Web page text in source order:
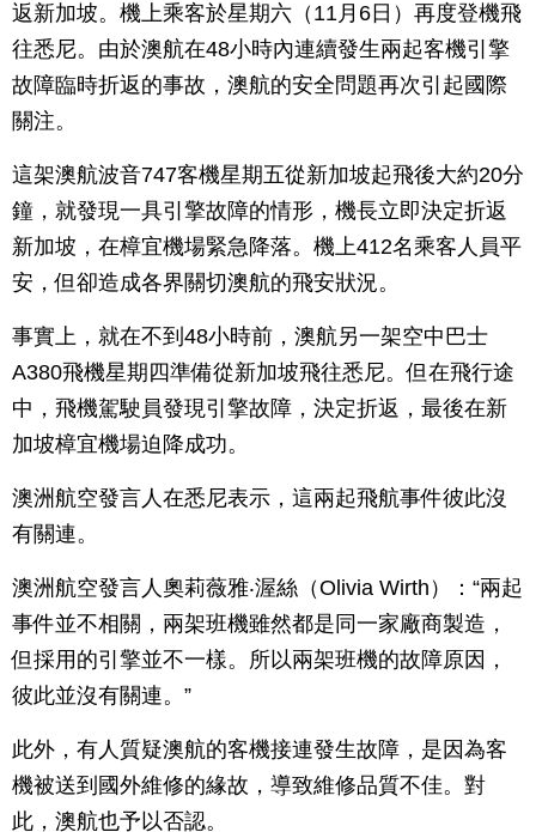
返新加坡。機上乘客於星期六（11月6日）再度登機飛
往悉尼。由於澳航在48小時內連續發生兩起客機引擎
故障臨時折返的事故，澳航的安全問題再次引起國際
關注。
這架澳航波音747客機星期五從新加坡起飛後大約20分
鐘，就發現一具引擎故障的情形，機長立即決定折返
新加坡，在樟宜機場緊急降落。機上412名乘客人員平
安，但卻造成各界關切澳航的飛安狀況。
事實上，就在不到48小時前，澳航另一架空中巴士
A380飛機星期四準備從新加坡飛往悉尼。但在飛行途
中，飛機駕駛員發現引擎故障，決定折返，最後在新
加坡樟宜機場迫降成功。
澳洲航空發言人在悉尼表示，這兩起飛航事件彼此沒
有關連。
澳洲航空發言人奧莉薇雅‧渥絲（Olivia Wirth）：“兩起
事件並不相關，兩架班機雖然都是同一家廠商製造，
但採用的引擎並不一樣。所以兩架班機的故障原因，
彼此並沒有關連。”
此外，有人質疑澳航的客機接連發生故障，是因為客
機被送到國外維修的緣故，導致維修品質不佳。對
此，澳航也予以否認。